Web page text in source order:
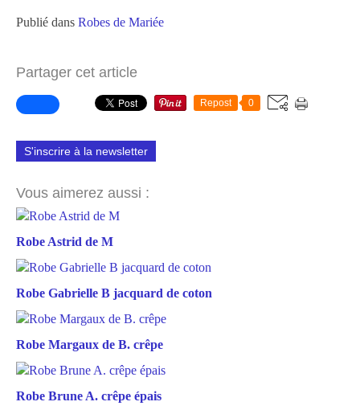
Publié dans Robes de Mariée
Partager cet article
Repost 0
S'inscrire à la newsletter
Vous aimerez aussi :
Robe Astrid de M
Robe Gabrielle B jacquard de coton
Robe Margaux de B. crêpe
Robe Brune A. crêpe épais